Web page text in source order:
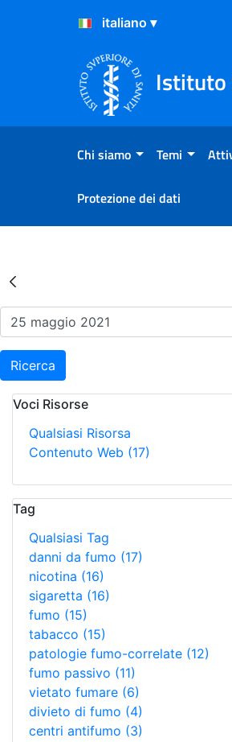
Salta al Contenuto
Salta al Footer
Istituto
Chi siamo Temi
Protezione dei dati
Risultati della
Ricerca
Voci Risorse
Qualsiasi Risorsa
Contenuto Web (17)
Tag
Qualsiasi Tag
danni da fumo (17)
nicotina (16)
sigaretta (16)
fumo (15)
tabacco (15)
patologie fumo-correlate (12)
fumo passivo (11)
vietato fumare (6)
divieto di fumo (4)
centri antifumo (3)